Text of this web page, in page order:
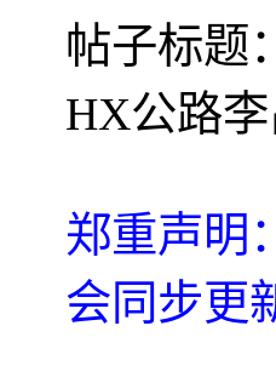
帖子标题
HX公路
郑重声明
会同步更